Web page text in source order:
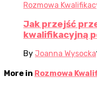
Rozmowa
Jak przejść
kwalifikacyjną
By Joanna Wysocka
More in Rozmowa